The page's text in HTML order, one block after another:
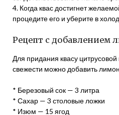
4. Когда квас достигнет
процедите его и уберите в
Рецепт с добавлением
Для придания квасу
свежести можно добавить
* Березовый сок — 3 литра
* Сахар — 3 столовые ложки
* Изюм — 15 ягод